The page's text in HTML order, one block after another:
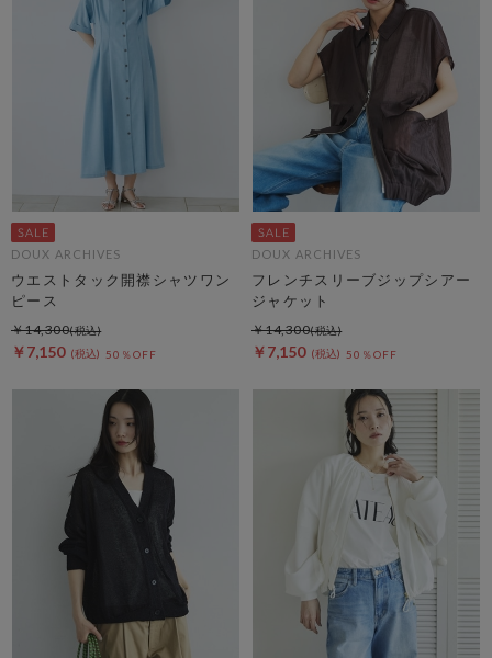
DOUX ARCHIVES
ウエストタック開襟シャツワン
ピース
￥7,150 50％OFF
￥14,300
DOUX ARCHIVES
フレンチスリーブジップシアー
ジャケット
￥7,150 50％OFF
￥14,300